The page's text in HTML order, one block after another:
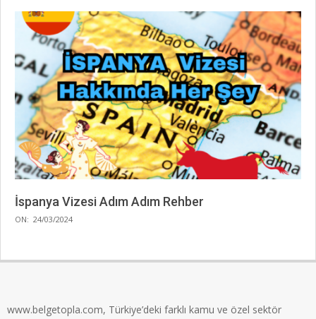
İspanya Vizesi Adım Adım Rehber
2024-
ON: 24/03/2024
www.belgetopla.com, Türkiye’deki farklı kamu ve özel sektör